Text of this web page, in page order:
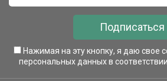
Подписаться
Нажимая на эту кнопку, я даю свое
персональных данных в